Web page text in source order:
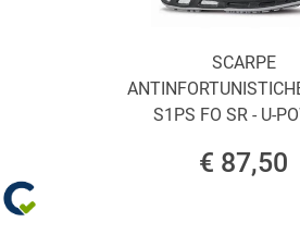
SCARPE
S1PS FO SR - U-
€ 87,50